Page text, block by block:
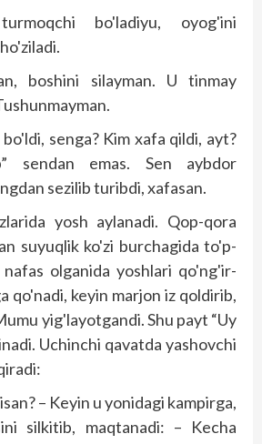
bo'ladiyu, oyog'ini
boshini silayman. U tinmay
senga? Kim xafa qildi, ayt?
sendan emas. Sen aybdor
sezilib turibdi, xafasan.
yosh aylanadi. Qop-qora
suyuqlik ko'zi burchagida to'p­
olganida yoshlari qo'ng'ir-
qo'nadi, keyin marjon iz qoldirib,
yig'layotgandi. Shu payt “Uy
Uchinchi qavatda yashovchi
– Keyin u yonidagi kampirga,
silkitib, maqtanadi: – Kecha